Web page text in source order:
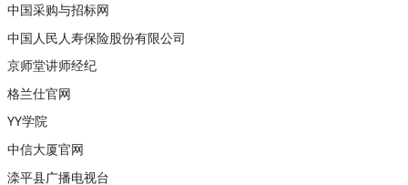
中国采购与招标网
中国人民人寿保险股份有限公司
京师堂讲师经纪
格兰仕官网
YY学院
中信大厦官网
滦平县广播电视台